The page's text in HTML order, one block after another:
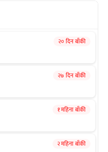
२० दिन बाँकी
२७ दिन बाँकी
१ महिना बाँकी
२ महिना बाँकी